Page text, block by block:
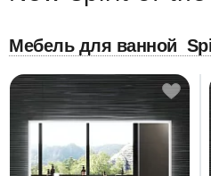
Мебель для ванной